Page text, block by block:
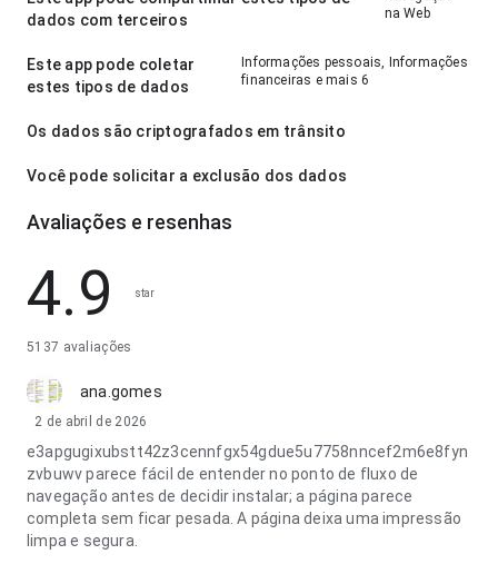
dados com terceiros
na Web
Este app pode coletar
estes tipos de dados
Informações pessoais, Informações
financeiras e mais 6
Os dados são criptografados em trânsito
Você pode solicitar a exclusão dos dados
Avaliações e resenhas
4.9 star
5137 avaliações
ana.gomes
2 de abril de 2026
e3apgugixubstt42z3cennfgx54gdue5u7758nncef2m6e8fyn
zvbuwv parece fácil de entender no ponto de fluxo de
navegação antes de decidir instalar; a página parece
completa sem ficar pesada. A página deixa uma impressão
limpa e segura.